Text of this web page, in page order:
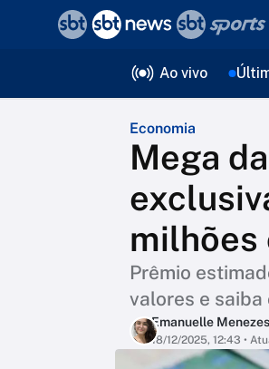
Ao vivo
Economia
Mega
milhões
Prêmio
valores e
Emanuelle Menezes
18/12/2025, 12:43 •
voltar
Editorias